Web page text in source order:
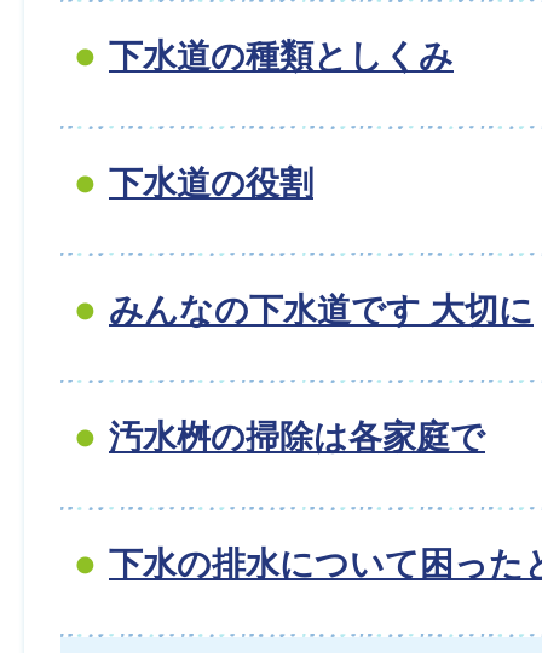
下水道の種類としくみ
下水道の役割
みんなの下水道です 大切に
汚水桝の掃除は各家庭で
下水の排水について困った